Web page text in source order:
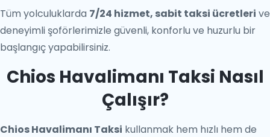
Tüm yolculuklarda 7/24 hizmet, sabit taksi ücretleri ve
deneyimli şoförlerimizle güvenli, konforlu ve huzurlu bir
başlangıç yapabilirsiniz.
Chios Havalimanı Taksi Nasıl
Çalışır?
Chios Havalimanı Taksi kullanmak hem hızlı hem de